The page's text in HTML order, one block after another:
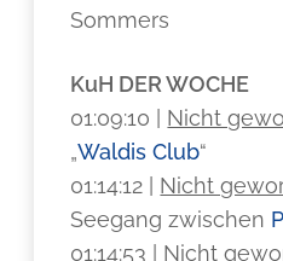
Sommers
KuH DER WOCHE
01:09:10 | Nicht
„Waldis Club“
01:14:12 | Nicht
Seegang zwischen
01:14:53 | Nicht